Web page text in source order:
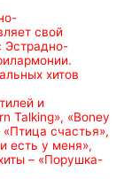
свой
Эстрадно-
хитов
и
Talking», «Boney
счастья»,
есть у меня»,
– «Порушка-